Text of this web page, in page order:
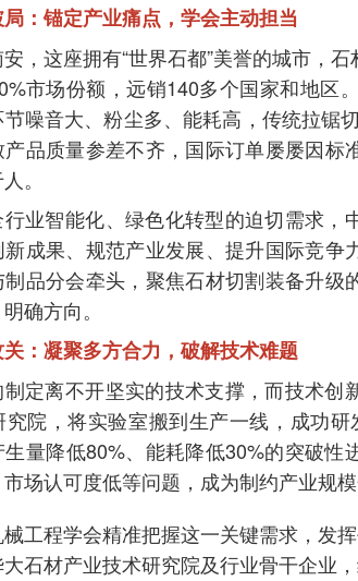
：锚定产业痛点，学会主动担当
，这座拥有“世界石都”美誉的城市，
市场份额，远销140多个国家和地区
噪音大、粉尘多、能耗高，传统拉锯
品质量参差不齐，国际订单屡屡因
。
业智能化、绿色化转型的迫切需求
成果、规范产业发展、提升国际竞争
品分会牵头，聚焦石材切割装备升
确方向。
：凝聚多方合力，破解技术难题
定离不开坚实的技术支撑，而技术
究院，将实验室搬到生产一线，成功
量降低80%、能耗降低30%的突破
场认可度低等问题，成为制约产业规模
工程学会精准把握这一关键需求，发
石材产业技术研究院及行业骨干企业